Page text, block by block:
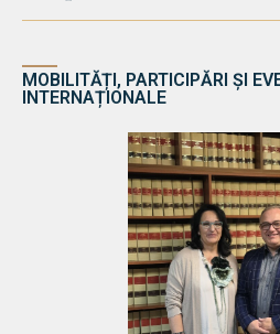
MOBILITĂȚI, PARTICIPĂRI ȘI
INTERNAȚIONALE